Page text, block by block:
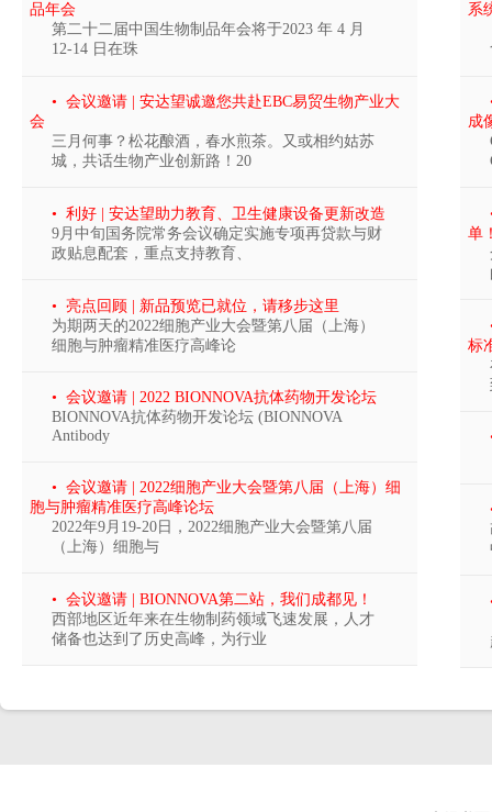
品年会
第二十二届中国生物制品年会将于2023 年 4 月
12-14 日在珠
• 会议邀请 | 安达望诚邀您共赴EBC易贸生物产业大
会
三月何事？松花酿酒，春水煎茶。又或相约姑苏
城，共话生物产业创新路！20
• 利好 | 安达望助力教育、卫生健康设备更新改造
9月中旬国务院常务会议确定实施专项再贷款与财
政贴息配套，重点支持教育、
• 亮点回顾 | 新品预览已就位，请移步这里
为期两天的2022细胞产业大会暨第八届（上海）
细胞与肿瘤精准医疗高峰论
• 会议邀请 | 2022 BIONNOVA抗体药物开发论坛
BIONNOVA抗体药物开发论坛 (BIONNOVA
Antibody
• 会议邀请 | 2022细胞产业大会暨第八届（上海）细
胞与肿瘤精准医疗高峰论坛
2022年9月19-20日，2022细胞产业大会暨第八届
（上海）细胞与
• 会议邀请 | BIONNOVA第二站，我们成都见！
西部地区近年来在生物制药领域飞速发展，人才
储备也达到了历史高峰，为行业
系
成
单
标